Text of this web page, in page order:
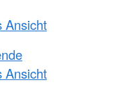
Ansicht
Ansicht